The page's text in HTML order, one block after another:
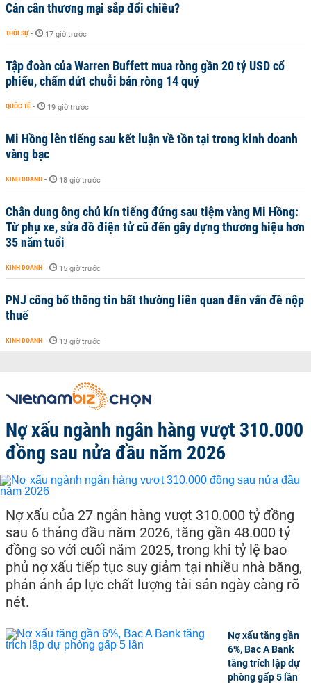
Cán cân thương mại sắp đổi chiều?
THỜI SỰ - 17 giờ trước
Tập đoàn của Warren Buffett mua ròng gần 20 tỷ USD cổ
phiếu, chấm dứt chuỗi bán ròng 14 quý
QUỐC TẾ - 19 giờ trước
Mi Hồng lên tiếng sau kết luận về tồn tại trong kinh doanh
vàng bạc
KINH DOANH - 18 giờ trước
Chân dung ông chủ kín tiếng đứng sau tiệm vàng Mi Hồng:
Từ phụ xe, sửa đồ điện tử cũ đến gây dựng thương hiệu hơn
35 năm tuổi
KINH DOANH - 15 giờ trước
PNJ công bố thông tin bất thường liên quan đến vấn đề nộp
thuế
KINH DOANH - 13 giờ trước
Nợ xấu ngành ngân hàng vượt 310.000
đồng sau nửa đầu năm 2026
Nợ xấu của 27 ngân hàng vượt 310.000 tỷ đồng
sau 6 tháng đầu năm 2026, tăng gần 48.000 tỷ
đồng so với cuối năm 2025, trong khi tỷ lệ bao
phủ nợ xấu tiếp tục suy giảm tại nhiều nhà băng,
phản ánh áp lực chất lượng tài sản ngày càng rõ
nét.
Nợ xấu tăng gần
6%, Bac A Bank
tăng trích lập dự
phòng gấp 5 lần